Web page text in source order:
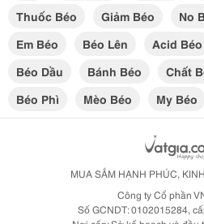
Thuốc Béo
Giảm Béo No
Em Béo
Béo Lên Acid Béo
Béo Dầu
Bánh Béo Chất
Béo Phì
Mèo Béo My Béo
MUA SẮM HẠNH PHÚC,
Công ty Cổ phần
Số GCNDT: 0102015284,